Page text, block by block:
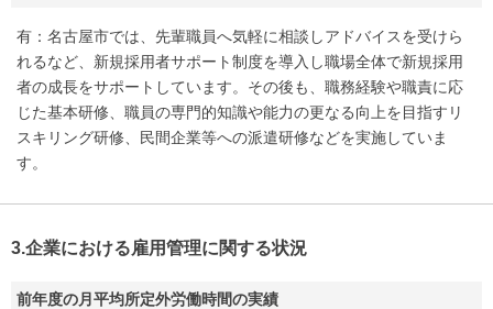
有：名古屋市では、先輩職員へ気軽に相談しアドバイスを受けら
れるなど、新規採用者サポート制度を導入し職場全体で新規採用
者の成長をサポートしています。その後も、職務経験や職責に応
じた基本研修、職員の専門的知識や能力の更なる向上を目指すリ
スキリング研修、民間企業等への派遣研修などを実施していま
す。
3.企業における雇用管理に関する状況
前年度の月平均所定外労働時間の実績